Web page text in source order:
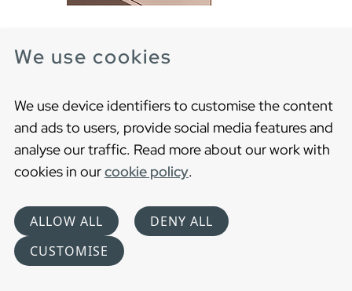
We use cookies
We use device identifiers to customise the content
and ads to users, provide social media features and
analyse our traffic. Read more about our work with
cookies in ourcookie policy.
ALLOW ALL
DENY ALL
CUSTOMISE
Push-open sæt Artic til 100 cm skuffe
skuffer